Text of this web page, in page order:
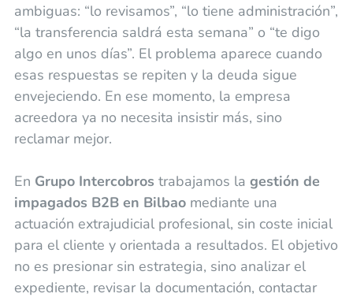
ambiguas: “lo revisamos”, “lo tiene administración”,
“la transferencia saldrá esta semana” o “te digo
algo en unos días”. El problema aparece cuando
esas respuestas se repiten y la deuda sigue
envejeciendo. En ese momento, la empresa
acreedora ya no necesita insistir más, sino
reclamar mejor.
En Grupo Intercobros trabajamos la gestión de
impagados B2B en Bilbaomediante una
actuación extrajudicial profesional, sin coste inicial
para el cliente y orientada a resultados. El objetivo
no es presionar sin estrategia, sino analizar el
expediente, revisar la documentación, contactar